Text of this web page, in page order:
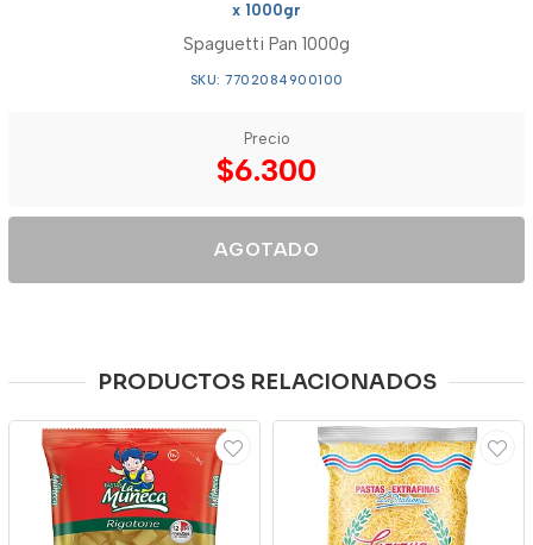
x 1000gr
Spaguetti Pan 1000g
SKU: 7702084900100
Precio
$6.300
AGOTADO
PRODUCTOS RELACIONADOS